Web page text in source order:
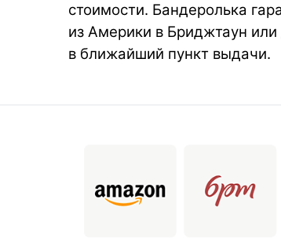
стоимости. Бандеролька
из Америки в Бриджтаун
в ближайший пункт выдачи.